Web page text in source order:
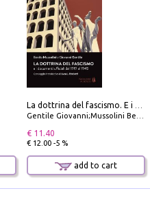
La dottrina del fascismo. E i documenti ufficiali dal 1919 al 1945
Gentile Giovanni;Mussolini Benito
€ 11.40
€ 12.00 -5 %
add to cart